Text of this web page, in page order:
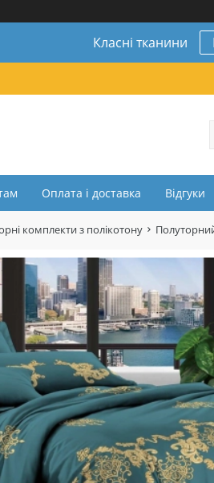
Класні тканини
Оплата і доставка Відгуки
комплекти з полікотону